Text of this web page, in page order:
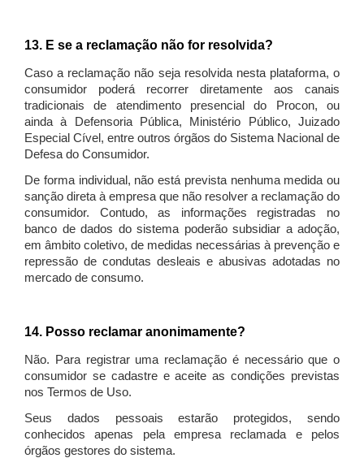
13. E se a reclamação não for resolvida?
Caso a reclamação não seja resolvida nesta plataforma, o
consumidor poderá recorrer diretamente aos canais
tradicionais de atendimento presencial do Procon, ou
ainda à Defensoria Pública, Ministério Público, Juizado
Especial Cível, entre outros órgãos do Sistema Nacional de
Defesa do Consumidor.
De forma individual, não está prevista nenhuma medida ou
sanção direta à empresa que não resolver a reclamação do
consumidor. Contudo, as informações registradas no
banco de dados do sistema poderão subsidiar a adoção,
em âmbito coletivo, de medidas necessárias à prevenção e
repressão de condutas desleais e abusivas adotadas no
mercado de consumo.
14. Posso reclamar anonimamente?
Não. Para registrar uma reclamação é necessário que o
consumidor se cadastre e aceite as condições previstas
nos Termos de Uso.
Seus dados pessoais estarão protegidos, sendo
conhecidos apenas pela empresa reclamada e pelos
órgãos gestores do sistema.